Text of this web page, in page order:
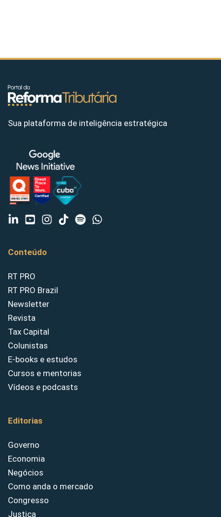
Sua plataforma de inteligência estratégica
Conteúdo
RT PRO
RT PRO Brazil
Newsletter
Revista
Tax Capital
Colunistas
E-books e estudos
Cursos e mentorias
Vídeos e podcasts
Editorias
Governo
Economia
Negócios
Como anda o mercado
Congresso
Justiça